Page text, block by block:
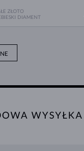
ZŁOTO
DIAMENT
WYSYŁKA